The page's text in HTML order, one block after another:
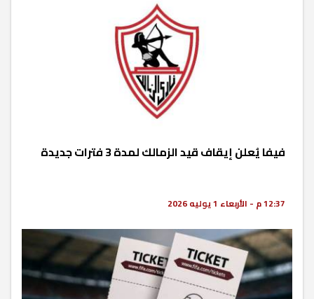
فيفا يُعلن إيقاف قيد الزمالك لمدة 3 فترات جديدة
12:37 م - الأربعاء 1 يوليه 2026